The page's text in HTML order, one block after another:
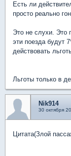
Есть ли
просто реально
Это не слухи. Это
эти поезда будут
действовать
Льготы только в
Nik914
30 октября
Цитата(Злой